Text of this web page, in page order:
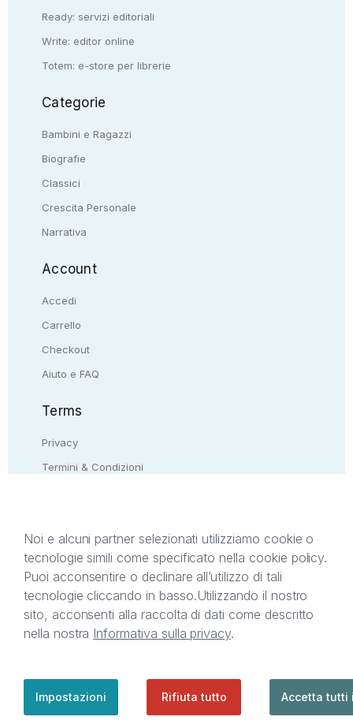
Ready: servizi editoriali
Write: editor online
Totem: e-store per librerie
Categorie
Bambini e Ragazzi
Biografie
Classici
Crescita Personale
Narrativa
Account
Accedi
Carrello
Checkout
Aiuto e FAQ
Terms
Privacy
Termini & Condizioni
Il presente sito web è di proprietà di StreetLib S.r.l.
titolare di tutti i diritti di proprietà intellettuale
afferenti ai marchi, loghi e segni distintivi presenti
sul sito web. Si invita l’utente a prendere visione
support@streetlib.com
Noi e alcuni partner selezionati utilizziamo cookie o
tecnologie simili come specificato nella cookie policy.
Puoi acconsentire o declinare all’utilizzo di tali
tecnologie cliccando in basso.Utilizzando il nostro
sito, acconsenti alla raccolta di dati come descritto
nella nostra Informativa sulla privacy.
Impostazioni Rifiuta tutto Accetta tutti